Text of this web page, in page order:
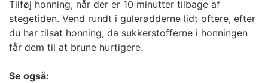
Tilføj honning, når der er 10 minutter tilbage af
stegetiden. Vend rundt i gulerødderne lidt oftere, efter
du har tilsat honning, da sukkerstofferne i honningen
får dem til at brune hurtigere.
Se også: